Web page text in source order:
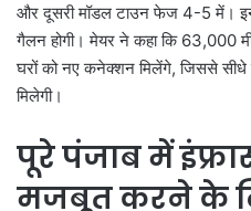
और दूसरी मॉडल टाउन फेज 4-5 में।
गैलन होगी। मेयर ने कहा कि 63,000
घरों को नए कनेक्शन मिलेंगे, जिससे सीधे
मिलेगी।
पूरे पंजाब में
मजबूत करने के